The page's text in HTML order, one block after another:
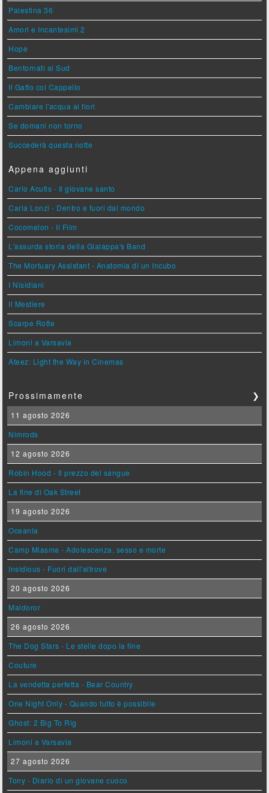
Palestina 36
Amori e Incantesimi 2
Hope
Bentornati al Sud
Il Gatto col Cappello
Cambiare l'acqua ai fiori
Se domani non torno
Succederà questa notte
Appena aggiunti
Carlo Acutis - Il giovane santo
Carla Lonzi - Dentro e fuori dal mondo
Cocomelon - Il Film
L'assurda storia della Gialappa's Band
The Mortuary Assistant - Anatomia di un Incubo
I Nisidiani
Il Mestiere
Scarpe Rotte
Limoni a Varsavia
Ateez: Light the Way in Cinemas
Prossimamente ❯
11 agosto 2026
Nimrods
12 agosto 2026
Robin Hood - Il prezzo del sangue
La fine di Oak Street
19 agosto 2026
Oceania
Camp Miasma - Adolescenza, sesso e morte
Insidious - Fuori dall'altrove
20 agosto 2026
Maldoror
26 agosto 2026
The Dog Stars - Le stelle dopo la fine
Couture
La vendetta perfetta - Bear Country
One Night Only - Quando tutto è possibile
Ghost: 2 Big To Rig
Limoni a Varsavia
27 agosto 2026
Tony - Diario di un giovane cuoco